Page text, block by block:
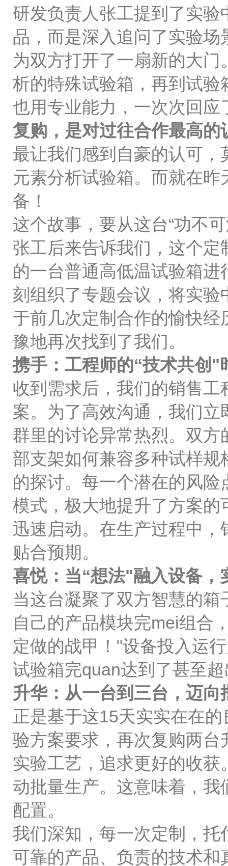
研发负责人张工提到了实
品，而是深入追问了实验
为双方打开了一扇新的大
析的特殊试验箱，再到试
也用专业能力，一次次回应
复购，是对过往合作最高的
最让我们感到自豪的认可
元素分析试验箱。而就在
备！
这个故事，要从这台“功不
张工后来告诉我们，这个
的一台普通高低温试验箱
刻组织了专题会议，将实
于前几次定制合作的愉快
豫地再次找到了我们。
携手：工程师的“技术共创"
收到需求后，我们的销售
案。为了高效沟通，我们
群里的讨论异常热烈。双方
部支架如何兼容多种试样规
的探讨。每一个潜在的风
模式，极大地提升了方案
迅速启动。在生产过程中
贴合预期。
喜悦：当“想法"融入设备，
当这台凝聚了双方智慧的
自己的产品模块完mei组合
定做的战甲！"设备投入运
试验箱完quan达到了甚至
升华：从一台到三台，迈向
正是基于这15天实实在在
验方案要求，再次复购两
实验工艺，追求更好的收
动批量生产。这意味着，我
配置。
我们深知，每一次定制，
可靠的产品、负责的技术